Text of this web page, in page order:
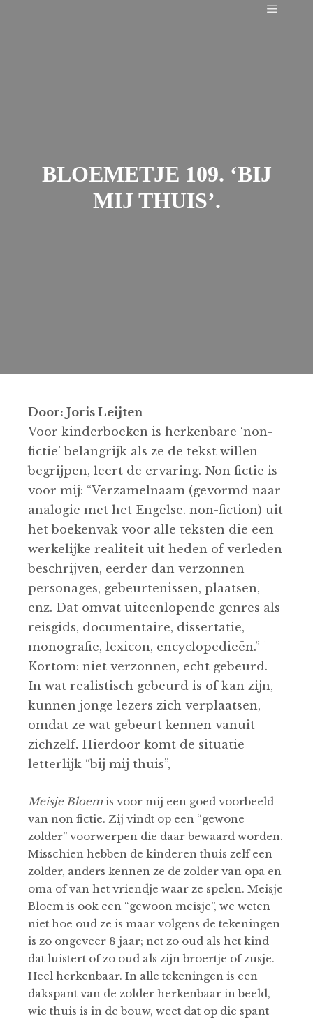
BLOEMETJE 109. ‘BIJ
MIJ THUIS’.
Door: Joris Leijten
Voor kinderboeken is herkenbare ‘non-
fictie’ belangrijk als ze de tekst willen
begrijpen, leert de ervaring. Non fictie is
voor mij: “Verzamelnaam (gevormd naar
analogie met het Engelse. non-fiction) uit
het boekenvak voor alle teksten die een
werkelijke realiteit uit heden of verleden
beschrijven, eerder dan verzonnen
personages, gebeurtenissen, plaatsen,
enz. Dat omvat uiteenlopende genres als
reisgids, documentaire, dissertatie,
monografie, lexicon, encyclopedieën.” ¹
Kortom: niet verzonnen, echt gebeurd.
In wat realistisch gebeurd is of kan zijn,
kunnen jonge lezers zich verplaatsen,
omdat ze wat gebeurt kennen vanuit
zichzelf. Hierdoor komt de situatie
letterlijk “bij mij thuis”,
Meisje Bloem is voor mij een goed voorbeeld
van non fictie. Zij vindt op een “gewone
zolder” voorwerpen die daar bewaard worden.
Misschien hebben de kinderen thuis zelf een
zolder, anders kennen ze de zolder van opa en
oma of van het vriendje waar ze spelen. Meisje
Bloem is ook een “gewoon meisje”, we weten
niet hoe oud ze is maar volgens de tekeningen
is zo ongeveer 8 jaar; net zo oud als het kind
dat luistert of zo oud als zijn broertje of zusje.
Heel herkenbaar. In alle tekeningen is een
dakspant van de zolder herkenbaar in beeld,
wie thuis is in de bouw, weet dat op die spant